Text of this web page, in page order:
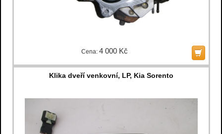
Cena: 4 000 Kč
Klika dveří venkovní, LP, Kia Sorento